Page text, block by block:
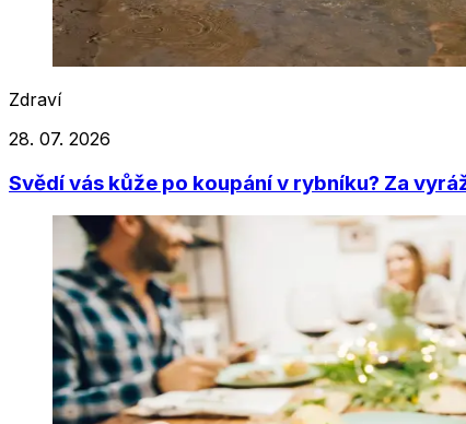
Zdraví
28. 07. 2026
Svědí vás kůže po koupání v rybníku? Za